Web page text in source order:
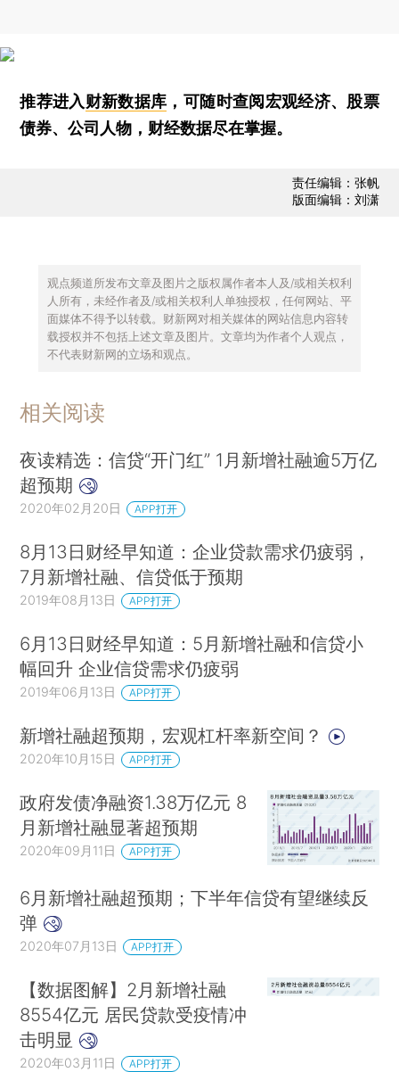
推荐进入财新数据库 ，可随时查阅宏观经济、股票
债券、公司人物，财经数据尽在掌握。
责任编辑：张帆
版面编辑：刘潇
观点频道所发布文章及图片之版权属作者本人及/或相关权利
人所有，未经作者及/或相关权利人单独授权，任何网站、平
面媒体不得予以转载。财新网对相关媒体的网站信息内容转
载授权并不包括上述文章及图片。文章均为作者个人观点，
不代表财新网的立场和观点。
相关阅读
夜读精选：信贷“开门红” 1月新增社融逾5万亿
超预期
2020年02月20日 APP打开
8月13日财经早知道：企业贷款需求仍疲弱，
7月新增社融、信贷低于预期
2019年08月13日 APP打开
6月13日财经早知道：5月新增社融和信贷小
幅回升 企业信贷需求仍疲弱
2019年06月13日 APP打开
新增社融超预期，宏观杠杆率新空间？
2020年10月15日 APP打开
政府发债净融资1.38万亿元 8
月新增社融显著超预期
2020年09月11日 APP打开
6月新增社融超预期；下半年信贷有望继续反
弹
2020年07月13日 APP打开
【数据图解】2月新增社融
8554亿元 居民贷款受疫情冲
击明显
2020年03月11日 APP打开